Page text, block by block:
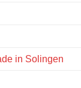
in Solingen